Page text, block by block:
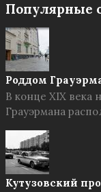
Популярные
Роддом
В конце XIX века
Грауэрмана
Кутузовский